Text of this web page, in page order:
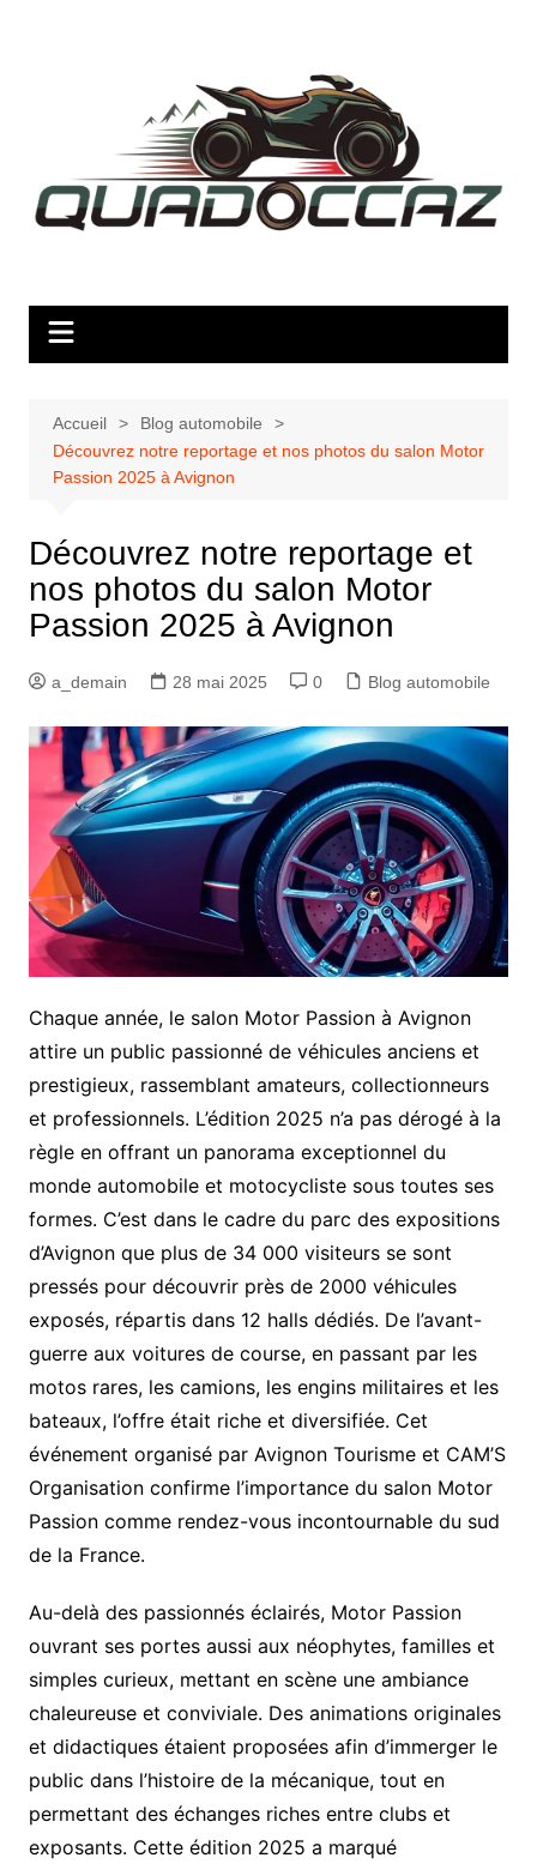
Accueil
Blog automobile
Découvrez notre reportage et nos photos du salon Motor
Passion 2025 à Avignon
Découvrez notre reportage et
nos photos du salon Motor
Passion 2025 à Avignon
a_demain 28 mai 2025 0 Blog automobile
Chaque année, le salon Motor Passion à Avignon
attire un public passionné de véhicules anciens et
prestigieux, rassemblant amateurs, collectionneurs
et professionnels. L’édition 2025 n’a pas dérogé à la
règle en offrant un panorama exceptionnel du
monde automobile et motocycliste sous toutes ses
formes. C’est dans le cadre du parc des expositions
d’Avignon que plus de 34 000 visiteurs se sont
pressés pour découvrir près de 2000 véhicules
exposés, répartis dans 12 halls dédiés. De l’avant-
guerre aux voitures de course, en passant par les
motos rares, les camions, les engins militaires et les
bateaux, l’offre était riche et diversifiée. Cet
événement organisé par Avignon Tourisme et CAM’S
Organisation confirme l’importance du salon Motor
Passion comme rendez-vous incontournable du sud
de la France.
Au-delà des passionnés éclairés, Motor Passion
ouvrant ses portes aussi aux néophytes, familles et
simples curieux, mettant en scène une ambiance
chaleureuse et conviviale. Des animations originales
et didactiques étaient proposées afin d’immerger le
public dans l’histoire de la mécanique, tout en
permettant des échanges riches entre clubs et
exposants. Cette édition 2025 a marqué